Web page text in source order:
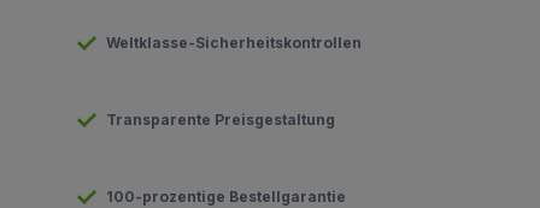
Weltklasse-Sicherheitskontrollen
Transparente Preisgestaltung
100-prozentige Bestellgarantie